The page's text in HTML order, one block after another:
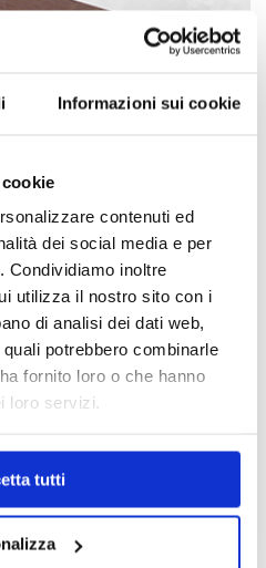
Informazioni sui cookie
contenuti ed
dei social media e per
Condividiamo inoltre
utilizza il nostro sito con i
di analisi dei dati web,
potrebbero combinarle
fornito loro o che hanno
loro servizi.
tutti
CENTRO